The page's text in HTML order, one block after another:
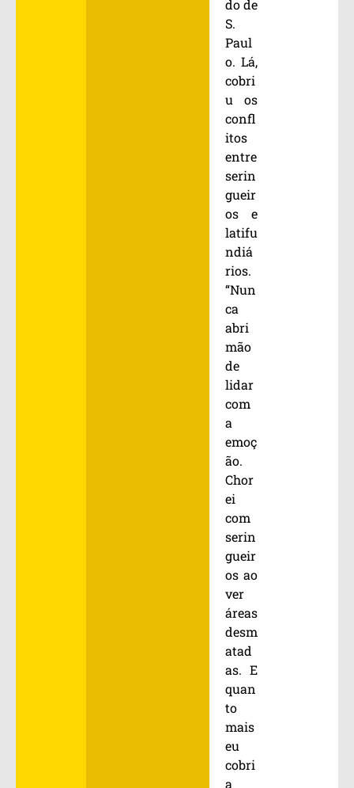
do de
S.
Paul
o. Lá,
cobri
u os
confl
itos
entre
serin
gueir
os e
latifu
ndiá
rios.
“Nun
ca
abri
mão
de
lidar
com
a
emoç
ão.
Chor
ei
com
serin
gueir
os ao
ver
áreas
desm
atad
as. E
quan
to
mais
eu
cobri
a